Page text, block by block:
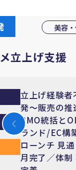
新規事業開発
法人リス
課題
施策
成果